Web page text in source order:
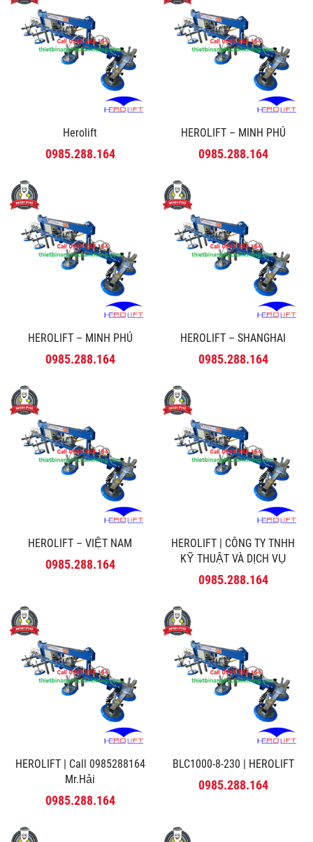
Herolift
0985.288.164
HEROLIFT – MINH PHÚ
0985.288.164
HEROLIFT – MINH PHÚ
0985.288.164
HEROLIFT – SHANGHAI
0985.288.164
HEROLIFT – VIỆT NAM
0985.288.164
HEROLIFT | CÔNG TY TNHH
KỸ THUẬT VÀ DỊCH VỤ
MINH PHÚ
0985.288.164
HEROLIFT | Call 0985288164
Mr.Hải
0985.288.164
BLC1000-8-230 | HEROLIFT
0985.288.164